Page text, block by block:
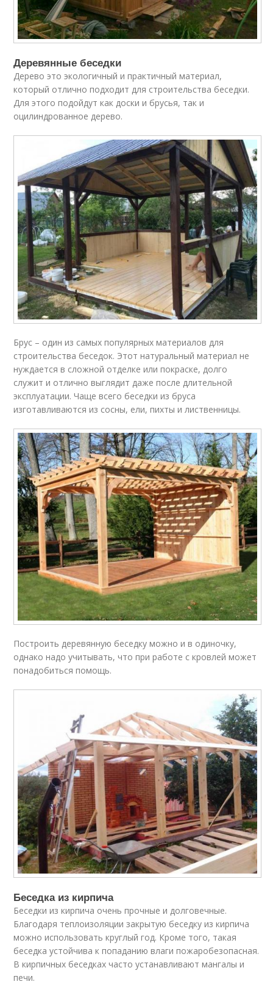
Деревянные беседки
Дерево это экологичный и практичный материал,
который отлично подходит для строительства беседки.
Для этого подойдут как доски и брусья, так и
оцилиндрованное дерево.
Брус – один из самых популярных материалов для
строительства беседок. Этот натуральный материал не
нуждается в сложной отделке или покраске, долго
служит и отлично выглядит даже после длительной
эксплуатации. Чаще всего беседки из бруса
изготавливаются из сосны, ели, пихты и лиственницы.
Построить деревянную беседку можно и в одиночку,
однако надо учитывать, что при работе с кровлей может
понадобиться помощь.
Беседка из кирпича
Беседки из кирпича очень прочные и долговечные.
Благодаря теплоизоляции закрытую беседку из кирпича
можно использовать круглый год. Кроме того, такая
беседка устойчива к попаданию влаги пожаробезопасная.
В кирпичных беседках часто устанавливают мангалы и
печи.